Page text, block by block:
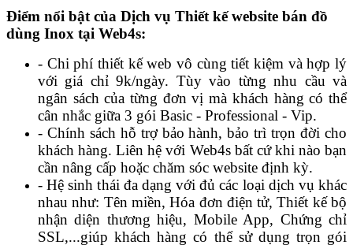
Điểm nổi bật của Dịch vụ Thiết kế website bán đồ
dùng Inox tại Web4s:
- Chi phí thiết kế web vô cùng tiết kiệm và hợp lý
với giá chỉ 9k/ngày. Tùy vào từng nhu cầu và
ngân sách của từng đơn vị mà khách hàng có thể
cân nhắc giữa 3 gói Basic - Professional - Vip.
- Chính sách hỗ trợ bảo hành, bảo trì trọn đời cho
khách hàng. Liên hệ với Web4s bất cứ khi nào bạn
cần nâng cấp hoặc chăm sóc website định kỳ.
- Hệ sinh thái đa dạng với đủ các loại dịch vụ khác
nhau như: Tên miền, Hóa đơn điện tử, Thiết kế bộ
nhận diện thương hiệu, Mobile App, Chứng chỉ
SSL,...giúp khách hàng có thể sử dụng trọn gói